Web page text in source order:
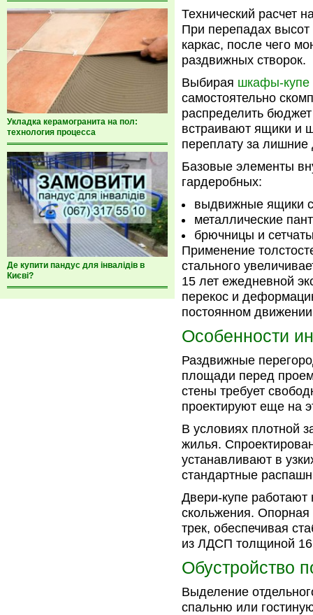
Укладка керамогранита на пол:
технология процесса
Де купити пандус для інвалідів в
Києві?
Технический расчет
При перепадах
каркас, после чего
раздвижных створок.
Выбирая шкафы-купе
самостоятельно
распределить
встраивают ящики и
переплату за лишние
Базовые элементы
гардеробных:
выдвижные ящики
металлические
брючницы и
Применение
стального
15 лет ежедневной
перекос и
постоянном
Особенности
Раздвижные
площади перед
стены требует
проектируют еще на
В условиях плотной
жилья.
устанавливают в
стандартные
Двери-купе
скольжения. Опорная
трек, обеспечивая
из ЛДСП толщиной
Обустройство
Выделение
спальню или